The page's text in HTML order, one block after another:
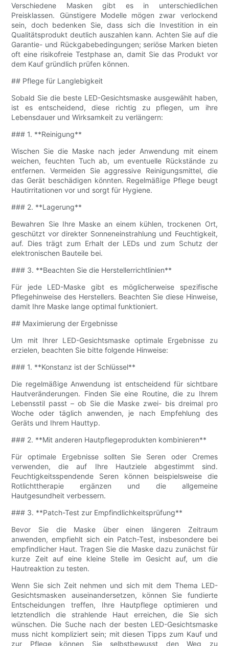
Verschiedene Masken gibt es in unterschiedlichen
Preisklassen. Günstigere Modelle mögen zwar verlockend
sein, doch bedenken Sie, dass sich die Investition in ein
Qualitätsprodukt deutlich auszahlen kann. Achten Sie auf die
Garantie- und Rückgabebedingungen; seriöse Marken bieten
oft eine risikofreie Testphase an, damit Sie das Produkt vor
dem Kauf gründlich prüfen können.
## Pflege für Langlebigkeit
Sobald Sie die beste LED-Gesichtsmaske ausgewählt haben,
ist es entscheidend, diese richtig zu pflegen, um ihre
Lebensdauer und Wirksamkeit zu verlängern:
### 1. **Reinigung**
Wischen Sie die Maske nach jeder Anwendung mit einem
weichen, feuchten Tuch ab, um eventuelle Rückstände zu
entfernen. Vermeiden Sie aggressive Reinigungsmittel, die
das Gerät beschädigen könnten. Regelmäßige Pflege beugt
Hautirritationen vor und sorgt für Hygiene.
### 2. **Lagerung**
Bewahren Sie Ihre Maske an einem kühlen, trockenen Ort,
geschützt vor direkter Sonneneinstrahlung und Feuchtigkeit,
auf. Dies trägt zum Erhalt der LEDs und zum Schutz der
elektronischen Bauteile bei.
### 3. **Beachten Sie die Herstellerrichtlinien**
Für jede LED-Maske gibt es möglicherweise spezifische
Pflegehinweise des Herstellers. Beachten Sie diese Hinweise,
damit Ihre Maske lange optimal funktioniert.
## Maximierung der Ergebnisse
Um mit Ihrer LED-Gesichtsmaske optimale Ergebnisse zu
erzielen, beachten Sie bitte folgende Hinweise:
### 1. **Konstanz ist der Schlüssel**
Die regelmäßige Anwendung ist entscheidend für sichtbare
Hautveränderungen. Finden Sie eine Routine, die zu Ihrem
Lebensstil passt – ob Sie die Maske zwei- bis dreimal pro
Woche oder täglich anwenden, je nach Empfehlung des
Geräts und Ihrem Hauttyp.
### 2. **Mit anderen Hautpflegeprodukten kombinieren**
Für optimale Ergebnisse sollten Sie Seren oder Cremes
verwenden, die auf Ihre Hautziele abgestimmt sind.
Feuchtigkeitsspendende Seren können beispielsweise die
Rotlichttherapie ergänzen und die allgemeine
Hautgesundheit verbessern.
### 3. **Patch-Test zur Empfindlichkeitsprüfung**
Bevor Sie die Maske über einen längeren Zeitraum
anwenden, empfiehlt sich ein Patch-Test, insbesondere bei
empfindlicher Haut. Tragen Sie die Maske dazu zunächst für
kurze Zeit auf eine kleine Stelle im Gesicht auf, um die
Hautreaktion zu testen.
Wenn Sie sich Zeit nehmen und sich mit dem Thema LED-
Gesichtsmasken auseinandersetzen, können Sie fundierte
Entscheidungen treffen, Ihre Hautpflege optimieren und
letztendlich die strahlende Haut erreichen, die Sie sich
wünschen. Die Suche nach der besten LED-Gesichtsmaske
muss nicht kompliziert sein; mit diesen Tipps zum Kauf und
zur Pflege können Sie selbstbewusst den Weg zu